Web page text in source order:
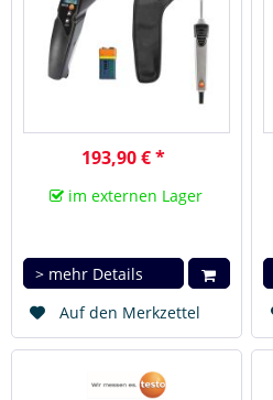
193,90 € *
im externen Lager
> mehr Details
Auf den Merkzettel